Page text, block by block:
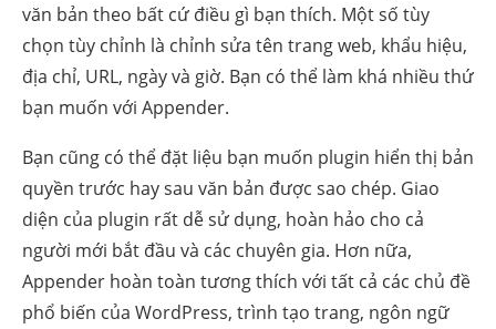
văn bản theo bất cứ điều gì bạn thích. Một số tùy
chọn tùy chỉnh là chỉnh sửa tên trang web, khẩu hiệu,
địa chỉ, URL, ngày và giờ. Bạn có thể làm khá nhiều thứ
bạn muốn với Appender.
Bạn cũng có thể đặt liệu bạn muốn plugin hiển thị bản
quyền trước hay sau văn bản được sao chép. Giao
diện của plugin rất dễ sử dụng, hoàn hảo cho cả
người mới bắt đầu và các chuyên gia. Hơn nữa,
Appender hoàn toàn tương thích với tất cả các chủ đề
phổ biến của WordPress, trình tạo trang, ngôn ngữ